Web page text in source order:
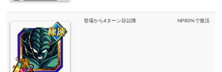
登場から4ターン目以降 HP80%で復活